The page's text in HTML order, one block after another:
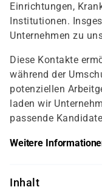
Einrichtungen,
Institutionen.
Unternehmen zu
Diese Kontakte
während der
potenziellen
laden wir
passende
Weitere
Inhalt